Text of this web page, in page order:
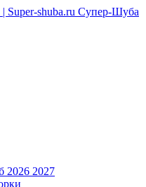
Супер-Шуба
2026 2027